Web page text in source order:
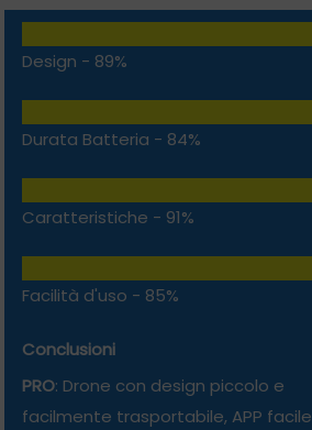
Design - 89%
Durata Batteria - 84%
Caratteristiche - 91%
Facilità d'uso - 85%
Conclusioni
PRO: Drone con design piccolo e
facilmente trasportabile, APP facile